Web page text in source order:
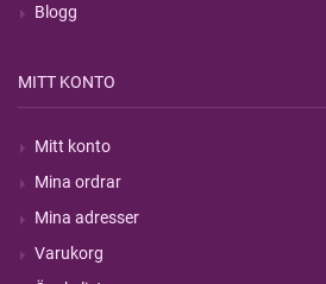
Blogg
MITT KONTO
Mitt konto
Mina ordrar
Mina adresser
Varukorg